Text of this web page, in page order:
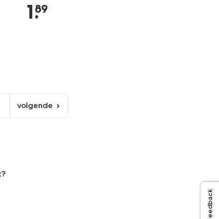
1.
89
volgende
pagina
volgende
Feedback